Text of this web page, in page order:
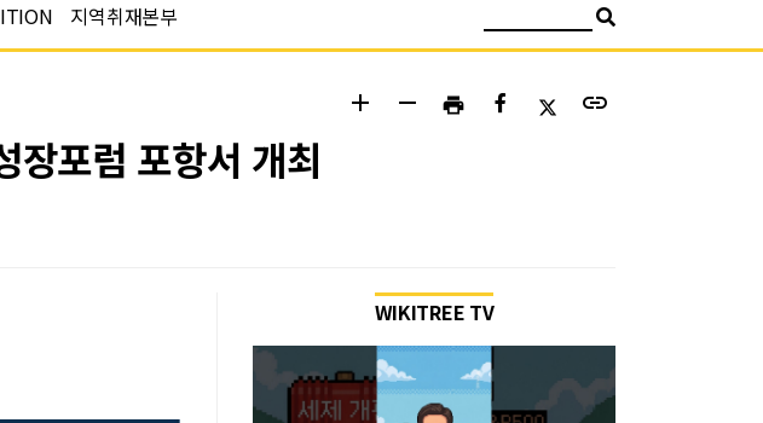
지역취재본부
add remove print link
장포럼 포항서 개최
WIKITREE TV